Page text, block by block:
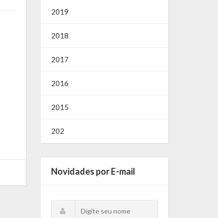
2019
2018
2017
2016
2015
202
Novidades por E-mail